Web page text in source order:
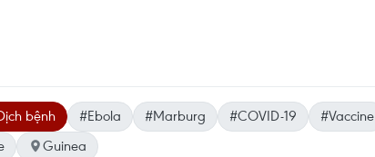
bệnh #Ebola #Marburg #COVID-19 #Vaccine
Guinea